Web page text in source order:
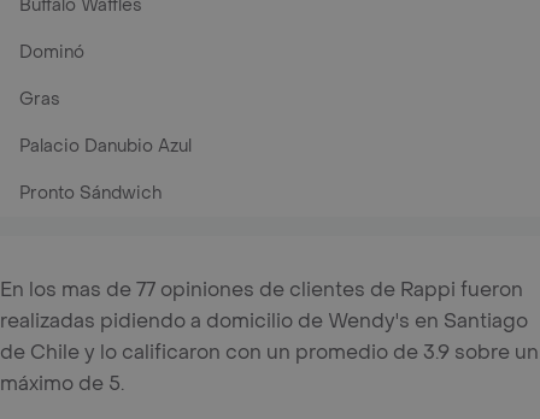
Buffalo Waffles
Dominó
Gras
Palacio Danubio Azul
Pronto Sándwich
En los mas de 77 opiniones de clientes de Rappi fueron
realizadas pidiendo a domicilio de Wendy's en Santiago
de Chile y lo calificaron con un promedio de 3.9 sobre un
máximo de 5.